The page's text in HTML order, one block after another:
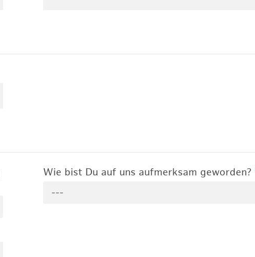
Wie bist Du auf uns aufmerksam geworden?
---